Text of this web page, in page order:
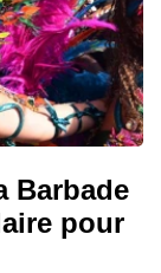
Barbade
pour